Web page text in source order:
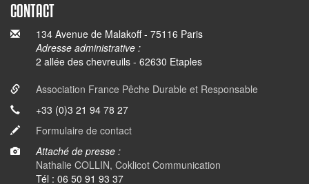
CONTACT
134 Avenue de Malakoff - 75116 Paris
Adresse administrative :
2 allée des chevreuils - 62630 Etaples
Association France Pêche Durable et Responsable
+33 (0)3 21 94 78 27
Formulaire de contact
Attaché de presse :
Nathalie COLLIN, Coklicot Communication
Tél : 06 50 91 93 37